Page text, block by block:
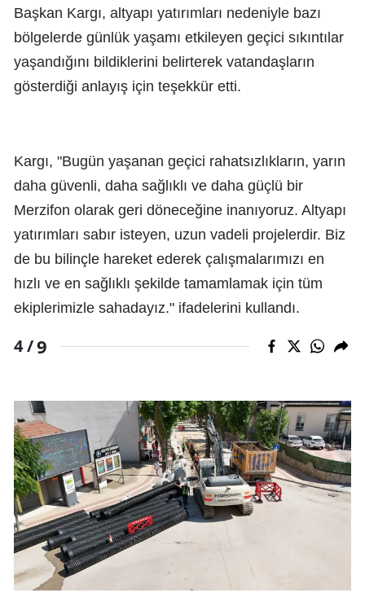
Başkan Kargı, altyapı yatırımları nedeniyle bazı
bölgelerde günlük yaşamı etkileyen geçici sıkıntılar
yaşandığını bildiklerini belirterek vatandaşların
gösterdiği anlayış için teşekkür etti.
Kargı, "Bugün yaşanan geçici rahatsızlıkların, yarın
daha güvenli, daha sağlıklı ve daha güçlü bir
Merzifon olarak geri döneceğine inanıyoruz. Altyapı
yatırımları sabır isteyen, uzun vadeli projelerdir. Biz
de bu bilinçle hareket ederek çalışmalarımızı en
hızlı ve en sağlıklı şekilde tamamlamak için tüm
ekiplerimizle sahadayız." ifadelerini kullandı.
4 /9